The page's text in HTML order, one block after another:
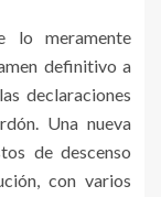
lo meramente
definitivo a
declaraciones
Una nueva
de descenso
con varios